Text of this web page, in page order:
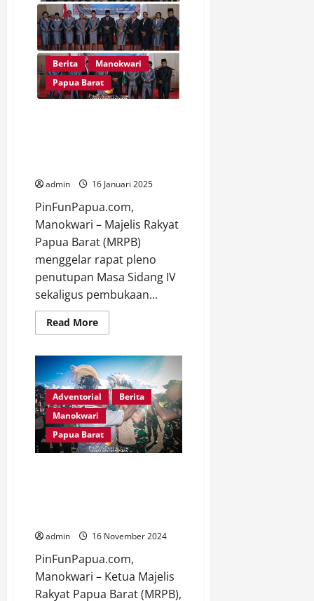
I
MRPB
Bisa
Jadi
Teladan
Masyarakat
Berita
Manokwari
Papua Barat
admin 16 Januari 2025
PinFunPapua.com,
Manokwari – Majelis Rakyat
Papua Barat (MRPB)
menggelar rapat pleno
penutupan Masa Sidang IV
sekaligus pembukaan...
Read MoreRead
more
Tutup
Masa
Sidang
IV
dan
Buka
Sidang
I
Tahun
2025,
Adventorial
Berita
Manokwari
Papua Barat
admin 16 November 2024
PinFunPapua.com,
Manokwari – Ketua Majelis
Rakyat Papua Barat (MRPB),